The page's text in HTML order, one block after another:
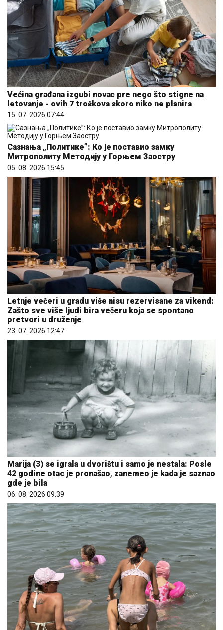
Većina građana izgubi novac pre nego što stigne na
letovanje - ovih 7 troškova skoro niko ne planira
15. 07. 2026 07:44
Сазнања „Политике”: Ко је поставио замку
Митрополиту Методију у Горњем Заостру
05. 08. 2026 15:45
Letnje večeri u gradu više nisu rezervisane za vikend:
Zašto sve više ljudi bira večeru koja se spontano
pretvori u druženje
23. 07. 2026 12:47
Marija (3) se igrala u dvorištu i samo je nestala: Posle
42 godine otac je pronašao, zanemeo je kada je saznao
gde je bila
06. 08. 2026 09:39